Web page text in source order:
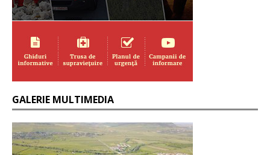
GALERIE MULTIMEDIA